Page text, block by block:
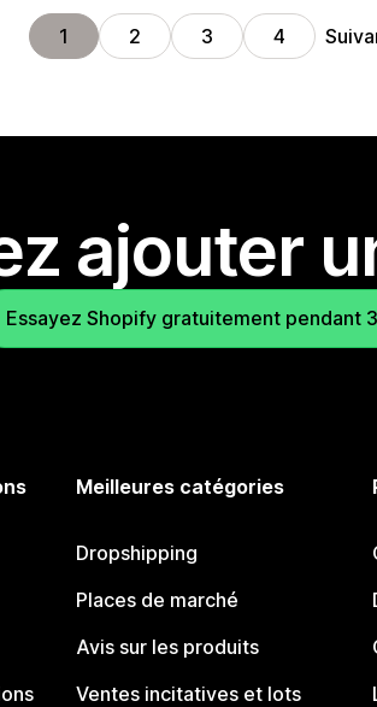
1 2 3 4
ajouter
Essayez Shopify gratuitement pendant
Meilleures catégories
Dropshipping
Places de marché
Avis sur les produits
Ventes incitatives et lots